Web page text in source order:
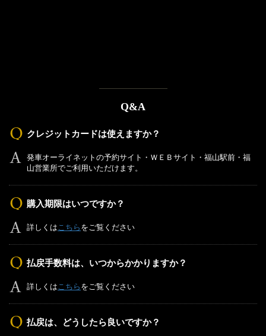
Q&A
クレジットカードは使えますか？
発車オーライネットの予約サイト・ＷＥＢサイト・福山駅前・福
山営業所でご利用いただけます。
購入期限はいつですか？
詳しくはこちらをご覧ください
払戻手数料は、いつからかかりますか？
詳しくはこちらをご覧ください
払戻は、どうしたら良いですか？